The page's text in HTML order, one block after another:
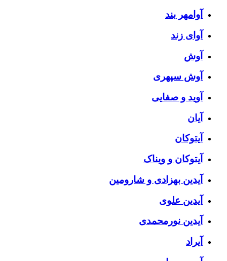
آوامهر بند
آوای زند
آوش
آوش سپهری
آوید و صفایی
آیان
آیتوکان
آیتوکان و ویناک
آیدین بهزادی و شارومین
آیدین علوی
آیدین نورمحمدی
آیراد